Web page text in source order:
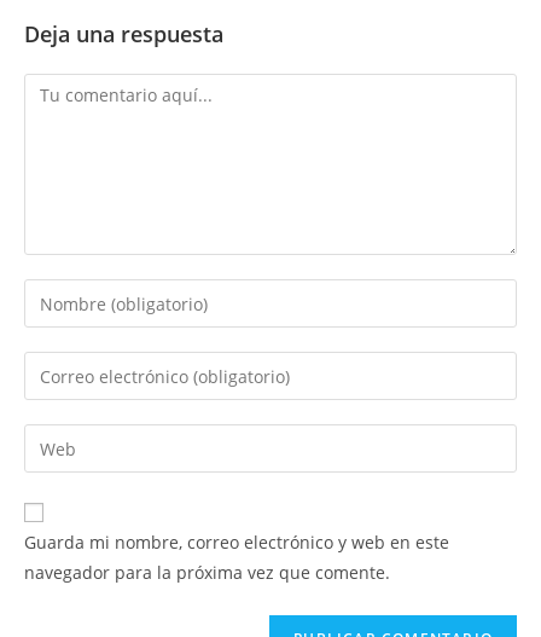
Deja una respuesta
Comentario
Introduce
tu
nombre
de
usuario
para
comentar
Introduce
tu
dirección
de
electrónico
para
comentar
Introduce
la
URL
de
Guarda mi nombre, correo electrónico y web en este
navegador para la próxima vez que comente.